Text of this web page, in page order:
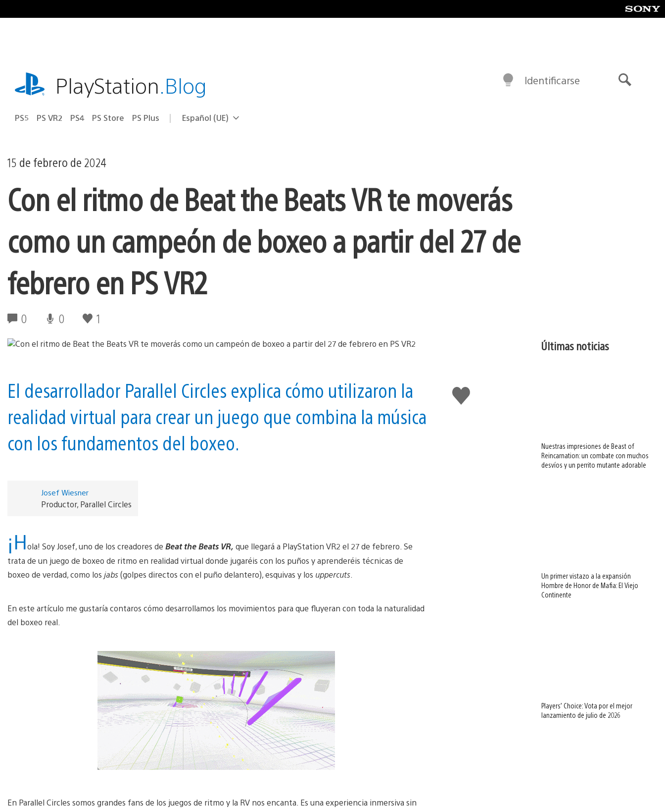
al
playstation.comPlayStation.Blog
PS5 PS VR2 PS4 PS Store PS Plus Selecciona
Región
Español (UE)
Identificarse
15 de febrero de 2024
Con el ritmo de Beat the Beats VR te moverás
como un campeón de boxeo a partir del 27 de
febrero en PS VR2
0 0 1
Me
gusta
esto
El desarrollador Parallel Circles explica cómo utilizaron la
realidad virtual para crear un juego que combina la música
con los fundamentos del boxeo.
Josef Wiesner
Productor, Parallel Circles
¡Hola! Soy Josef, uno de los creadores de Beat the Beats VR, que llegará a PlayStation VR2 el 27 de febrero. Se
trata de un juego de boxeo de ritmo en realidad virtual donde jugaréis con los puños y aprenderéis técnicas de
boxeo de verdad, como los jabs(golpes directos con el puño delantero), esquivas y los uppercuts
En este artículo me gustaría contaros cómo desarrollamos los movimientos para que fluyeran con toda la naturalidad
del boxeo real.
En Parallel Circles somos grandes fans de los juegos de ritmo y la RV nos encanta. Es una experiencia inmersiva sin
Últimas noticias
Nuestras impresiones de Beast of
Reincarnation: un combate con muchos
desvíos y un perrito mutante adorable
Un primer vistazo a la expansión
Hombre de Honor de Mafia: El Viejo
Continente
Players’ Choice: Vota por el mejor
lanzamiento de julio de 2026